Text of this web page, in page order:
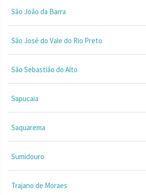
São João da Barra
São José do Vale do Rio Preto
São Sebastião do Alto
Sapucaia
Saquarema
Sumidouro
Trajano de Moraes